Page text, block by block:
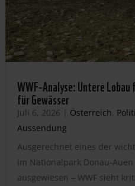
WWF-Analyse: Untere
für Gewässer
Juli 6, 2026 | Österreich,
Aussendung
Ausgerechnet eines der
im Nationalpark Donau-
ausgewiesen – WWF sieht